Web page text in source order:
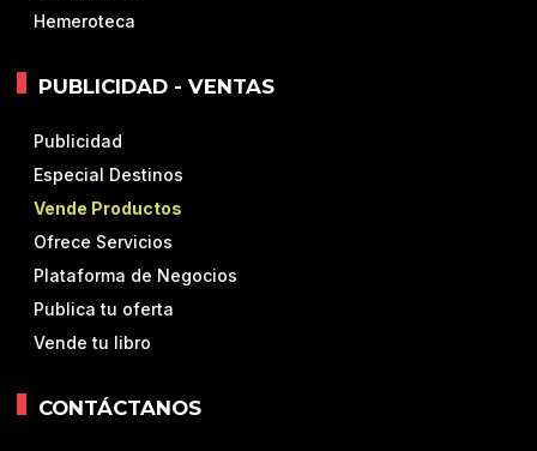
Hemeroteca
PUBLICIDAD - VENTAS
Publicidad
Especial Destinos
Vende Productos
Ofrece Servicios
Plataforma de Negocios
Publica tu oferta
Vende tu libro
CONTÁCTANOS